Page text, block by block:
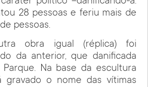
28 pessoas e feriu mais de
pessoas.
obra igual (réplica) foi
da anterior, que danificada
Na base da escultura
gravado o nome das vítimas